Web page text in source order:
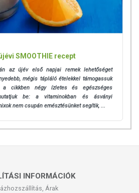
SMOOTHIE recept
az újév első napjai remek lehetőséget
mégis tápláló ételekkel támogassuk
a cikkben négy ízletes és egészséges
be: a vitaminokban és ásványi
nem csupán emésztésünket segítik, ...
INFORMÁCIÓK
Árak